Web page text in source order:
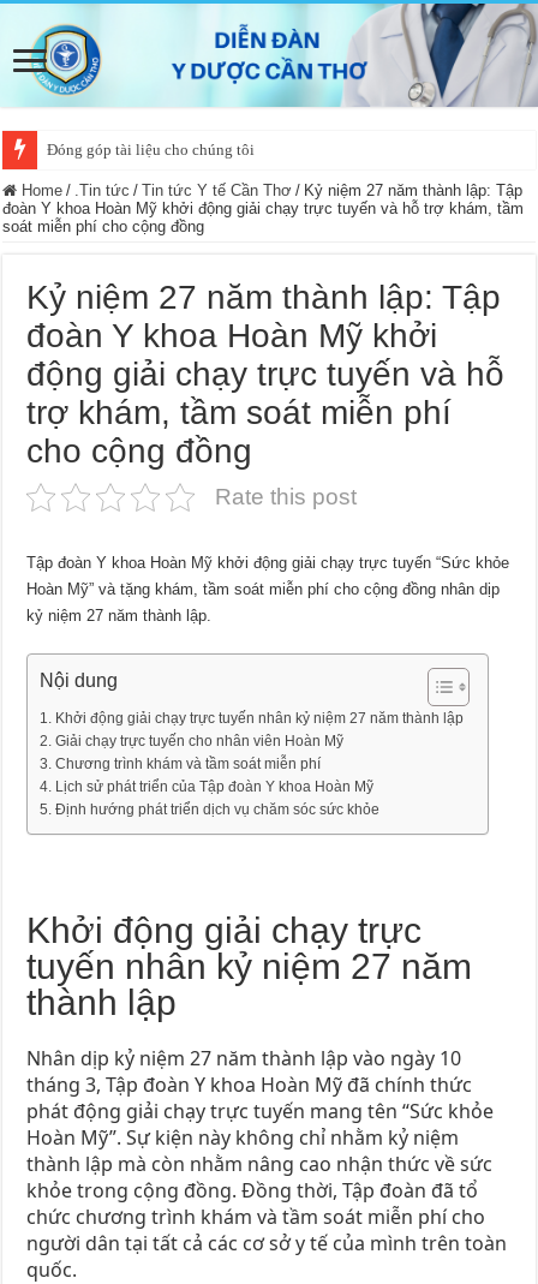
Đóng góp tài liệu cho chúng tôi
Home / .Tin tức / Tin tức Y tế Cần Thơ / Kỷ niệm 27 năm thành lập: Tập
đoàn Y khoa Hoàn Mỹ khởi động giải chạy trực tuyến và hỗ trợ khám, tầm
soát miễn phí cho cộng đồng
Kỷ niệm 27 năm thành lập: Tập
đoàn Y khoa Hoàn Mỹ khởi
động giải chạy trực tuyến và hỗ
trợ khám, tầm soát miễn phí
cho cộng đồng
Rate this post
Tập đoàn Y khoa Hoàn Mỹ khởi động giải chạy trực tuyến “Sức khỏe
Hoàn Mỹ” và tặng khám, tầm soát miễn phí cho cộng đồng nhân dịp
kỷ niệm 27 năm thành lập.
Nội dung
Khởi động giải chạy trực tuyến nhân kỷ niệm 27 năm thành lập
Giải chạy trực tuyến cho nhân viên Hoàn Mỹ
Chương trình khám và tầm soát miễn phí
Lịch sử phát triển của Tập đoàn Y khoa Hoàn Mỹ
Định hướng phát triển dịch vụ chăm sóc sức khỏe
Khởi động giải chạy trực
tuyến nhân kỷ niệm 27 năm
thành lập
Nhân dịp kỷ niệm 27 năm thành lập vào ngày 10
tháng 3, Tập đoàn Y khoa Hoàn Mỹ đã chính thức
phát động giải chạy trực tuyến mang tên “Sức khỏe
Hoàn Mỹ”. Sự kiện này không chỉ nhằm kỷ niệm
thành lập mà còn nhằm nâng cao nhận thức về sức
khỏe trong cộng đồng. Đồng thời, Tập đoàn đã tổ
chức chương trình khám và tầm soát miễn phí cho
người dân tại tất cả các cơ sở y tế của mình trên toàn
quốc.